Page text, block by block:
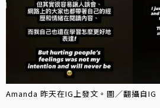
Amanda 昨天在IG上發文。圖／翻攝自IG